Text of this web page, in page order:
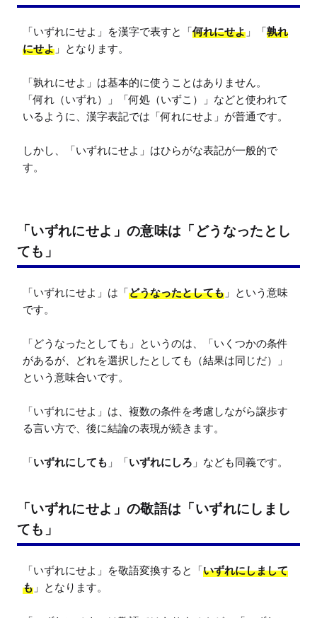
「いずれにせよ」を漢字で表すと「何れにせよ 」「孰れ
にせよ 」となります。
「孰れにせよ」は基本的に使うことはありません。
「何れ（いずれ）」「何処（いずこ）」などと使われて
いるように、漢字表記では「何れにせよ」が普通です。
しかし、「いずれにせよ」はひらがな表記が一般的で
す。
「いずれにせよ」の意味は「どうなったとし
ても」
「いずれにせよ」は「どうなったとしても 」という意味
です。
「どうなったとしても」というのは、「いくつかの条件
があるが、どれを選択したとしても（結果は同じだ）」
という意味合いです。
「いずれにせよ」は、複数の条件を考慮しながら譲歩す
る言い方で、後に結論の表現が続きます。
「いずれにしても 」「いずれにしろ 」なども同義です。
「いずれにせよ」の敬語は「いずれにしまし
ても」
「いずれにせよ」を敬語変換すると「いずれにしまして
も 」となります。